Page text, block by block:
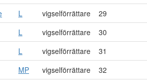
L vigselförrättare
29
L vigselförrättare
30
L vigselförrättare
31
MP vigselförrättare
32